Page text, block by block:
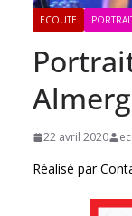
ECOUTE
22 avril 2020
Réalisé par